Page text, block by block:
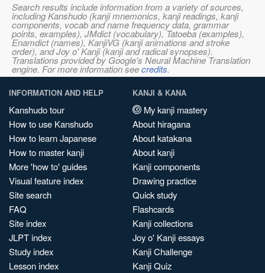
Search results include information from a variety of sources,
including Kanshudo (kanji mnemonics, kanji readings, kanji
components, vocab and name frequency data, grammar
points, examples), JMdict (vocabulary), Tatoeba (examples),
Enamdict (names), KanjiVG (kanji animations and stroke
order), and Joy o' Kanji (kanji and radical synopses).
Translations provided by Google's Neural Machine Translation
engine. For more information seecredits.
INFORMATION AND HELP
Kanshudo tour
How to use Kanshudo
How to learn Japanese
How to master kanji
More 'how to' guides
Visual feature index
Site search
FAQ
Site index
JLPT index
Study index
Lesson index
KANJI & KANA
My kanji mastery
About hiragana
About katakana
About kanji
Kanji components
Drawing practice
Quick study
Flashcards
Kanji collections
Joy o' Kanji essays
Kanji Challenge
Kanji Quiz